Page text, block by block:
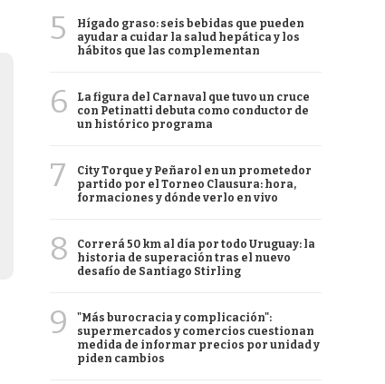
5
Hígado graso: seis bebidas que pueden
ayudar a cuidar la salud hepática y los
hábitos que las complementan
6
La figura del Carnaval que tuvo un cruce
con Petinatti debuta como conductor de
un histórico programa
7
City Torque y Peñarol en un prometedor
partido por el Torneo Clausura: hora,
formaciones y dónde verlo en vivo
8
Correrá 50 km al día por todo Uruguay: la
historia de superación tras el nuevo
desafío de Santiago Stirling
9
"Más burocracia y complicación":
supermercados y comercios cuestionan
medida de informar precios por unidad y
piden cambios